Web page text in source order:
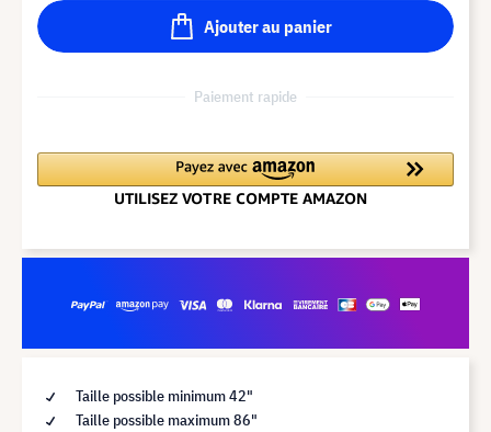
Ajouter au panier
Paiement rapide
Taille possible minimum 42"
Taille possible maximum 86"